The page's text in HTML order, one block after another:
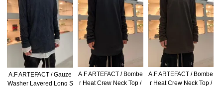
A.F ARTEFACT / Gauze
Washer Layered Long S
A.F ARTEFACT / Bombe
r Heat Crew Neck Top /
A.F ARTEFACT / Bombe
r Heat Crew Neck Top /